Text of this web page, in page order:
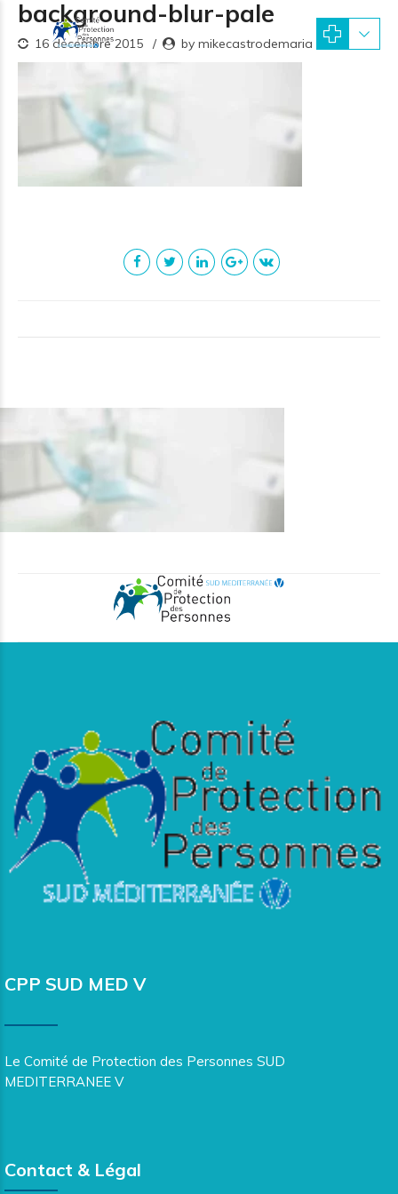
background-blur-pale
16 décembre 2015 by mikecastrodemaria
CPP SUD MED V
Le Comité de Protection des Personnes SUD
MEDITERRANEE V
Contact & Légal